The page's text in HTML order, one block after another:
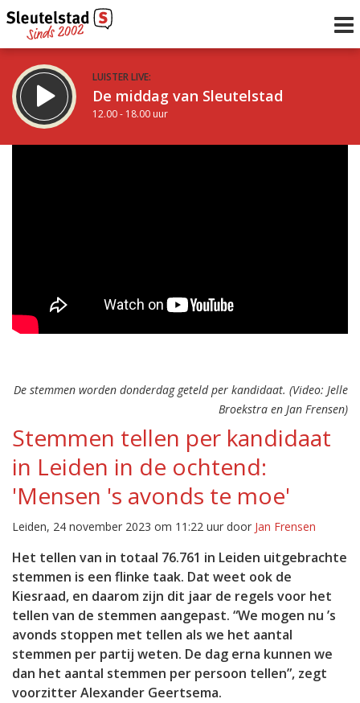
LUISTER LIVE:
De middag van Sleutelstad
12.00 - 18.00 uur
De stemmen worden donderdag geteld per kandidaat. (Video: Jelle
Broekstra en Jan Frensen)
Stemmen tellen per kandidaat
in Leiden in de ochtend:
'Mensen 's avonds te moe'
Leiden, 24 november 2023 om 11:22 uur door Jan Frensen
Het tellen van in totaal 76.761 in Leiden uitgebrachte
stemmen is een flinke taak. Dat weet ook de
Kiesraad, en daarom zijn dit jaar de regels voor het
tellen van de stemmen aangepast. “We mogen nu ’s
avonds stoppen met tellen als we het aantal
stemmen per partij weten. De dag erna kunnen we
dan het aantal stemmen per persoon tellen”, zegt
voorzitter Alexander Geertsema.